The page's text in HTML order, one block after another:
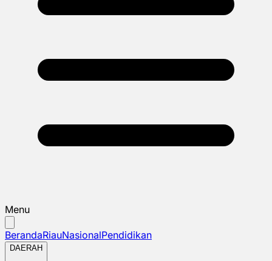
Menu
BerandaRiauNasionalPendidikan
DAERAH